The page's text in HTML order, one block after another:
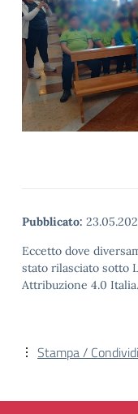
Pubblicato:
Eccetto dove
stato rilasciato sotto
Attribuzione 4.0 Italia.
Stampa / Condividi